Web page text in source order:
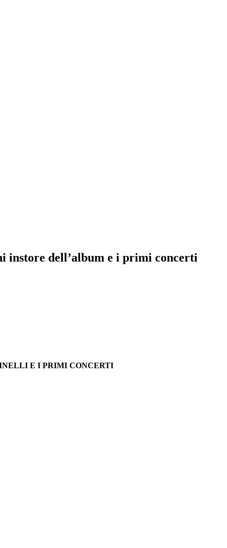
instore dell’album e i primi concerti
E I PRIMI CONCERTI